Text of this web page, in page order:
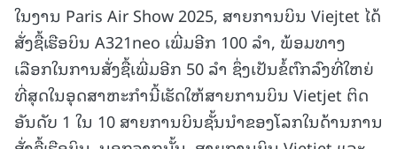
ໃນງານ Paris Air Show 2025, ສາຍການບິນ Viejtet ໄດ້
ສັ່ງຊື້ເຮືອບິນ A321neo ເພີ່ມອີກ 100 ລໍາ, ພ້ອມທາງ
ເລືອກໃນການສັ່ງຊື້ເພີ່ມອີກ 50 ລໍາ ຊຶ່ງເປັນຂໍ້ຕົກລົງທີ່ໃຫຍ່
ທີ່ສຸດໃນອຸດສາຫະກໍານີ້ເຮັດໃຫ້ສາຍການບິນ Vietjet ຕິດ
ອັນດັບ 1 ໃນ 10 ສາຍການບິນຊັ້ນນໍາຂອງໂລກໃນດ້ານການ